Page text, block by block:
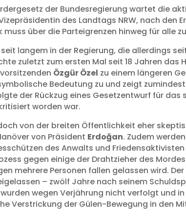
der Bundesregierung wartet die
des Landtags NRW, nach den
über die Parteigrenzen hinweg für alle
langem in der Regierung, die allerdings
zuletzt zum ersten Mal seit 18 Jahren
Özgür Özel zu einem längeren
Bedeutung zu und zeigt
der Rückzug eines Gesetzentwurf für das
worden war.
von der breiten Öffentlichkeit eher
von Präsident Erdoğan. Zudem
des Anwalts und Friedensaktivisten
gegen einige der Drahtzieher des
mehrere Personen fallen gelassen wird.
– zwölf Jahre nach seinem
wegen Verjährung nicht verfolgt und
Verstrickung der Gülen-Bewegung in den